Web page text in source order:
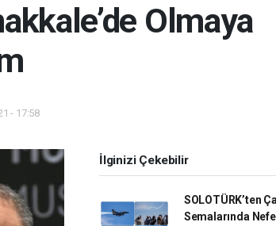
Olmaya
- 17:58
İlginizi Çekebilir
SOLOTÜRK’ten
Semalarında